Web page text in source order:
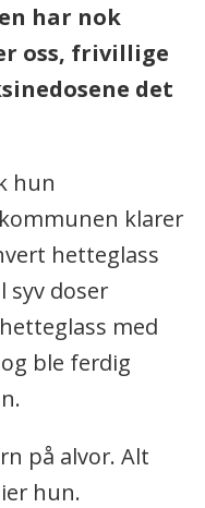
har nok
oss, frivillige
det
hun
klarer
hetteglass
syv doser
med
ble ferdig
på alvor. Alt
hun.